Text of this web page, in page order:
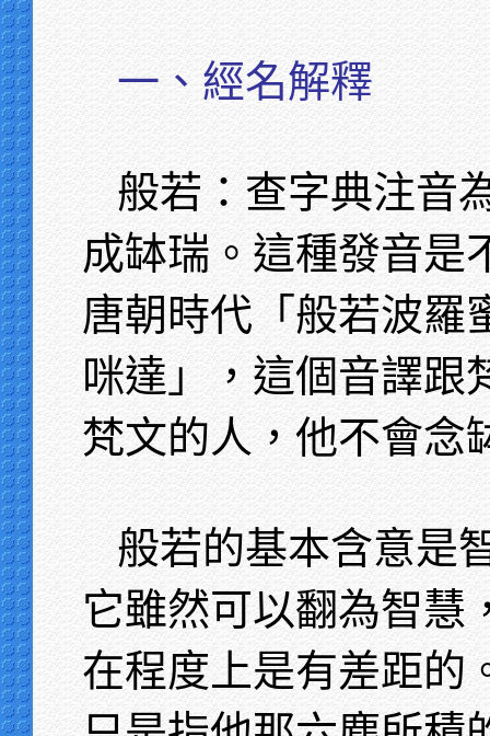
一、經名解釋
般若：查字典注音
成缽瑞。這種發音是
唐朝時代「般若波羅
咪達」，這個音譯跟
梵文的人，他不會念
般若的基本含意是
它雖然可以翻為智慧
在程度上是有差距的